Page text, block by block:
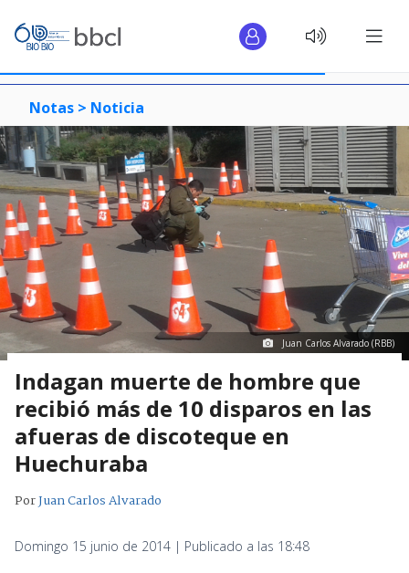
Notas > Noticia
Juan Carlos Alvarado (RBB)
Indagan muerte de hombre que
recibió más de 10 disparos en las
afueras de discoteque en
Huechuraba
PorJuan Carlos Alvarado
Domingo 15 junio de 2014 | Publicado a las 18:48